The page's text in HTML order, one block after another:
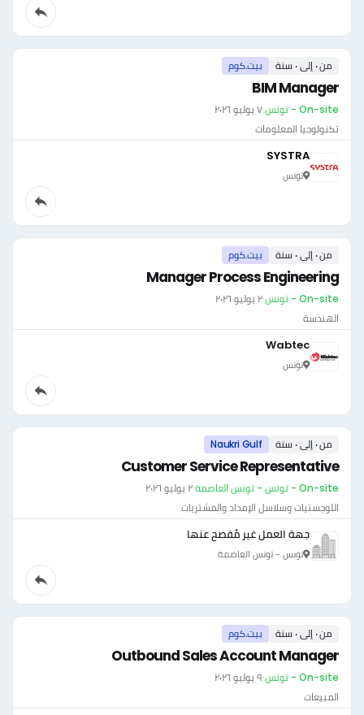
من ٠ إلى ٠ سنة بيت.كوم
BIM Manager
On-site - تونس ·٧ يوليو ٢٠٢٦
تكنولوجيا المعلومات
SYSTRA
تونس
من ٠ إلى ٠ سنة بيت.كوم
Manager Process Engineering
On-site - تونس ·٢ يوليو ٢٠٢٦
الهندسة
Wabtec
تونس
من ٠ إلى ٠ سنة Naukri Gulf
Customer Service Representative
On-site - تونس - تونس العاصمة ·٢ يوليو ٢٠٢٦
اللوجستيات وسلاسل الإمداد والمشتريات
جهة العمل غير مُفصح عنها
تونس - تونس العاصمة
من ٠ إلى ٠ سنة بيت.كوم
Outbound Sales Account Manager
On-site - تونس ·٩ يوليو ٢٠٢٦
المبيعات